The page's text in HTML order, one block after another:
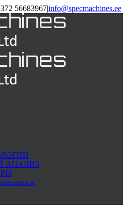
56683967|info@specmachines.ee
АНАЛИЗ